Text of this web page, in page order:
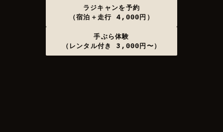
ラジキャンを予約
（宿泊＋走行 4,000円）
手ぶら体験
（レンタル付き 3,000円〜）